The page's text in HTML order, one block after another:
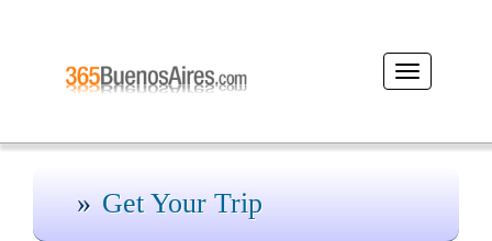
Desplegar
navegación
Get Your Trip